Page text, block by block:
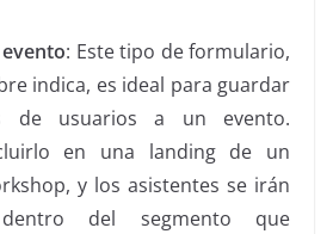
: Este tipo de formulario,
indica, es ideal para guardar
de usuarios a un evento.
en una landing de un
y los asistentes se irán
dentro del segmento que